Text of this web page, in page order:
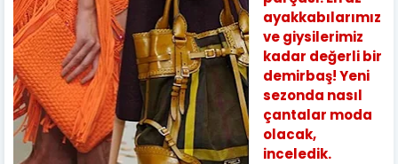
ayakkabılarımız
ve giysilerimiz
kadar değerli bir
demirbaş! Yeni
sezonda nasıl
çantalar moda
olacak,
inceledik.